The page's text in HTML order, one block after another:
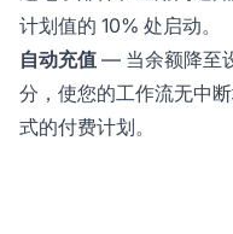
计划值的 10% 处启动。
自动充值 — 当余额降至
分，使您的工作流无中
式的付费计划。